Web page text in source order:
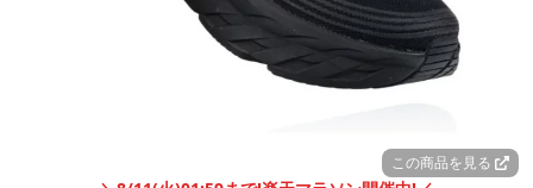
この商品を見る